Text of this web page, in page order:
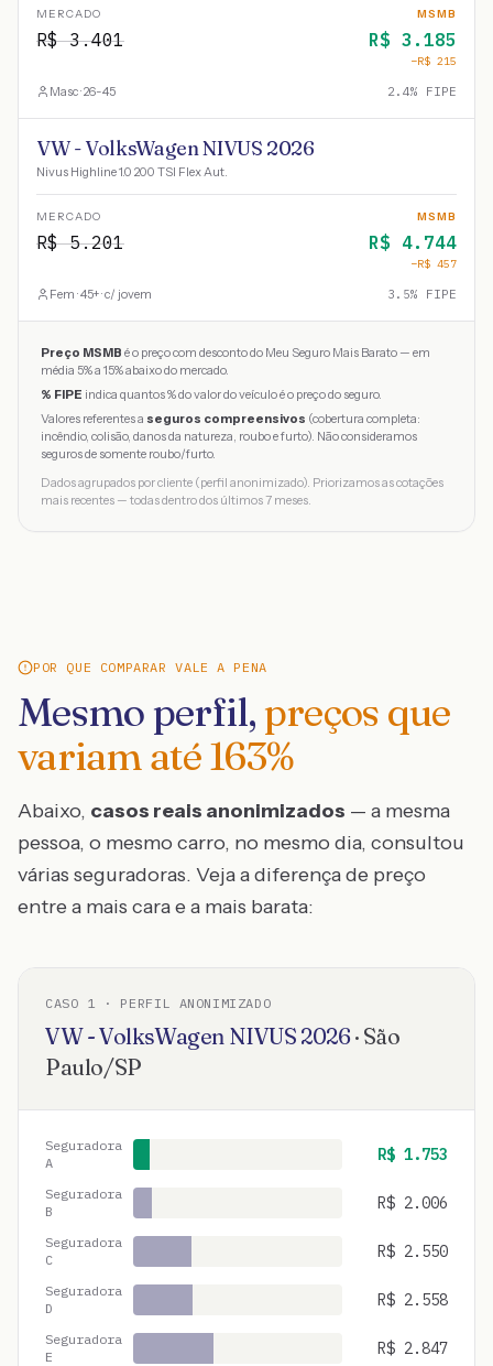
MERCADO
R$3.401
MSMB
R$ 3.185
−R$ 215
Masc · 26-45 2.4% FIPE
VW - VolksWagen NIVUS 2026
Nivus Highline 1.0 200 TSI Flex Aut.
MERCADO
R$5.201
MSMB
R$ 4.744
−R$ 457
Fem · 45+ · c/ jovem 3.5% FIPE
Preço MSMB é o preço com desconto do Meu Seguro Mais Barato — em
média 5% a 15% abaixo do mercado.
% FIPE indica quantos % do valor do veículo é o preço do seguro.
Valores referentes a seguros compreensivos (cobertura completa:
incêndio, colisão, danos da natureza, roubo e furto). Não consideramos
seguros de somente roubo/furto.
Dados agrupados por cliente (perfil anonimizado). Priorizamos as cotações
mais recentes — todas dentro dos últimos 7 meses.
POR QUE COMPARAR VALE A PENA
Mesmo perfil, preços que
variam até163%
Abaixo, casos reais anonimizados — a mesma
pessoa, o mesmo carro, no mesmo dia, consultou
várias seguradoras. Veja a diferença de preço
entre a mais cara e a mais barata:
CASO 1 · PERFIL ANONIMIZADO
VW - VolksWagen NIVUS 2026· São
Paulo/SP
Seguradora
A
R$ 1.753
Seguradora
B
R$ 2.006
Seguradora
C
R$ 2.550
Seguradora
D
R$ 2.558
Seguradora
E
R$ 2.847